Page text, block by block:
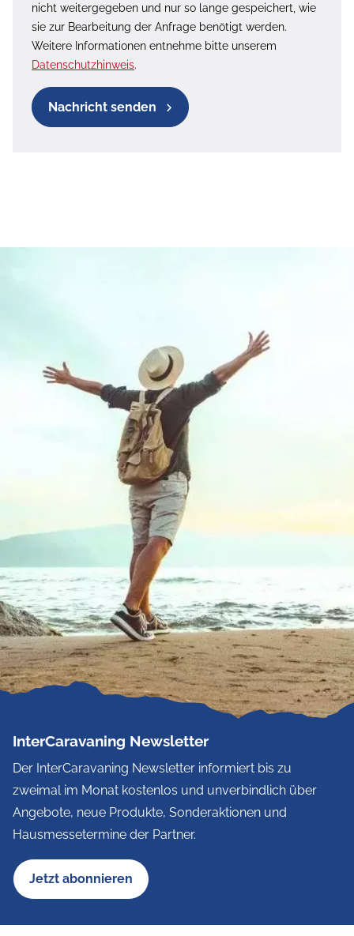
nicht weitergegeben und nur so lange gespeichert, wie
sie zur Bearbeitung der Anfrage benötigt werden.
Weitere Informationen entnehme bitte unserem
Datenschutzhinweis.
Nachricht senden
InterCaravaning Newsletter
Der InterCaravaning Newsletter informiert bis zu
zweimal im Monat kostenlos und unverbindlich über
Angebote, neue Produkte, Sonderaktionen und
Hausmessetermine der Partner.
Jetzt abonnieren